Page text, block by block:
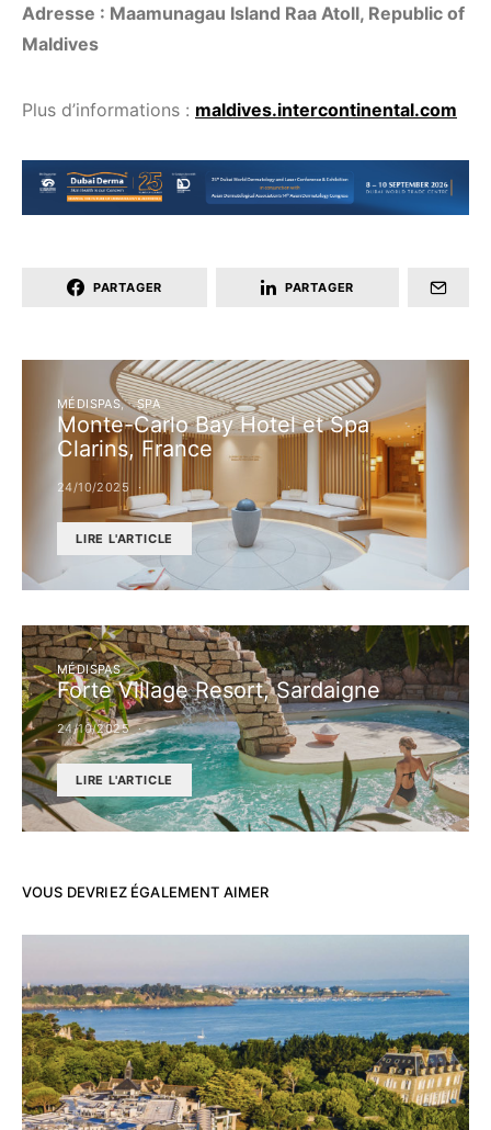
Adresse : Maamunagau Island Raa Atoll, Republic of
Maldives
Plus d’informations : maldives.intercontinental.com
PARTAGER PARTAGER
MÉDISPAS SPA
Monte-Carlo Bay Hotel et Spa
Clarins, France
24/10/2025
LIRE L'ARTICLE
MÉDISPAS
Forte Village Resort, Sardaigne
24/10/2025
LIRE L'ARTICLE
VOUS DEVRIEZ ÉGALEMENT AIMER